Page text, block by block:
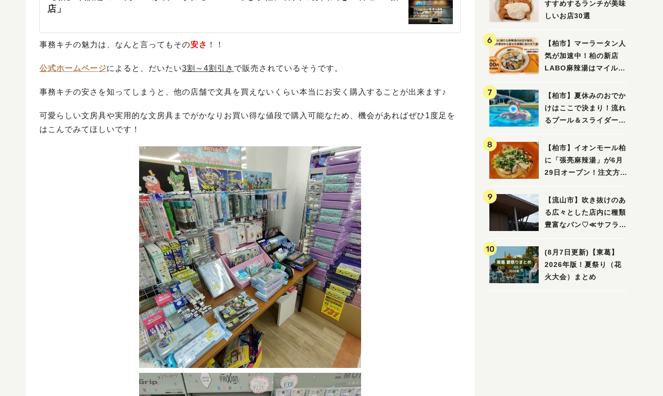
店」
事務キチの魅力は、なんと言ってもその安さ ！！
公式ホームページによると、だいたい3割～4割引き で販売されているそうです。
事務キチの安さを知ってしまうと、他の店舗で文具を買えないくらい本当にお安く購入することが出来ます♪
可愛らしい文房具や実用的な文房具までがかなりお買い得な値段で購入可能なため、機会があればぜひ1度足を
はこんでみてほしいです！
すすめするランチが美味
しいお店30選
【柏市】マーラータン人
気が加速中！柏の新店
LABO麻辣湯はマイルド
【柏市】夏休みのおでか
けはここで決まり！流れ
るプール＆スライダーに
ル」を親子で満喫してき
ました！
【柏市】イオンモール柏
に「張亮麻辣湯」が6月
29日オープン！注文方法
ビュー
【流山市】吹き抜けのあ
る広々とした店内に種類
豊富なパン♡≪サフラン
(8月7日更新)【東葛】
2026年版！夏祭り（花
火大会）まとめ